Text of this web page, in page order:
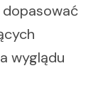
wyglądu